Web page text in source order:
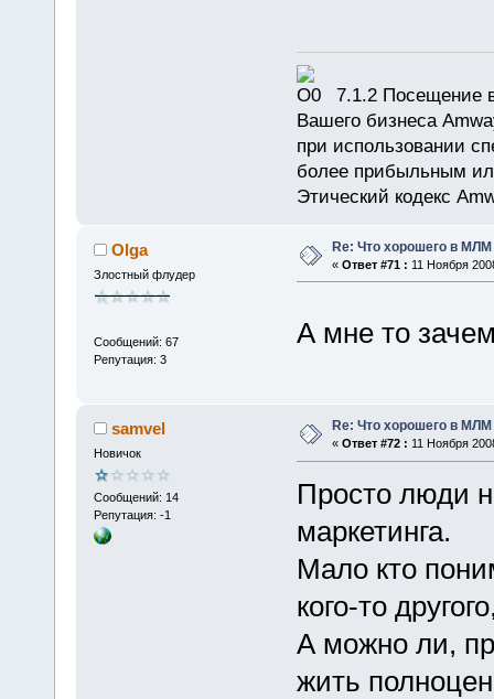
7.1.2 Посещение
Вашего бизнеса
при использовании
более прибыльным
Этический кодекс
Olga
Злостный флудер
Сообщений: 67
Репутация: 3
Re: Что хорошего в МЛМ
« Ответ #71 : 11 Ноября
А мне то
samvel
Новичок
Сообщений: 14
Репутация: -1
Re: Что хорошего в МЛМ
« Ответ #72 : 11 Ноября
Просто люди
маркетинга.
Мало кто
кого-то
А можно ли,
жить